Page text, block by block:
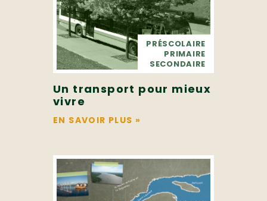
PRÉSCOLAIRE
PRIMAIRE
SECONDAIRE
Un transport pour mieux
vivre
EN SAVOIR PLUS »